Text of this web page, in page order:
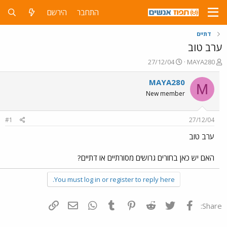
התחבר הירשם
דתיים
ערב טוב
פ
ו
ת
ח
ה
ש
א
MAYA280
פ
ו
ר
ם
27/12/04
M
MAYA280
New member
27/12/04
#1
ערב טוב
האם יש כאן בחורים גרושים מסורתיים או דתיים?
You must log in or register to reply here.
Share: פייסבוק Twitter
Reddit
Pinterest
Tumblr
WhatsAppדואר אלקטרוני